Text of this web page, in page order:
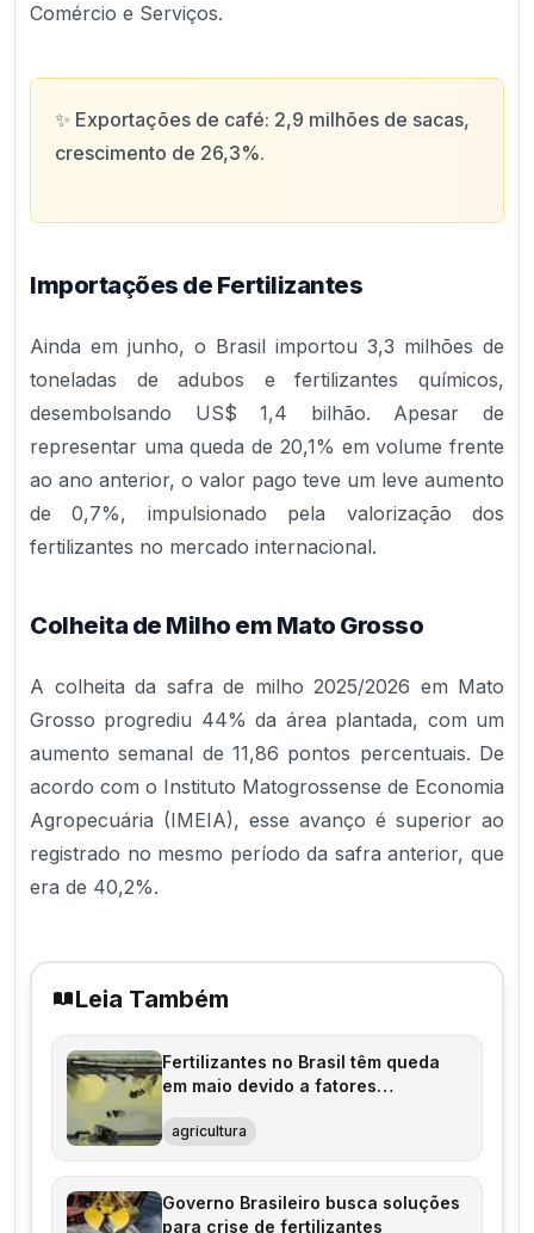
Comércio e Serviços.
✨ Exportações de café: 2,9 milhões de sacas,
crescimento de 26,3%.
Importações de Fertilizantes
Ainda em junho, o Brasil importou 3,3 milhões de
toneladas de adubos e fertilizantes químicos,
desembolsando US$ 1,4 bilhão. Apesar de
representar uma queda de 20,1% em volume frente
ao ano anterior, o valor pago teve um leve aumento
de 0,7%, impulsionado pela valorização dos
fertilizantes no mercado internacional.
Colheita de Milho em Mato Grosso
A colheita da safra de milho 2025/2026 em Mato
Grosso progrediu 44% da área plantada, com um
aumento semanal de 11,86 pontos percentuais. De
acordo com o Instituto Matogrossense de Economia
Agropecuária (IMEIA), esse avanço é superior ao
registrado no mesmo período da safra anterior, que
era de 40,2%.
Leia Também
Fertilizantes no Brasil têm queda
em maio devido a fatores
agricultura
Governo Brasileiro busca soluções
para crise de fertilizantes